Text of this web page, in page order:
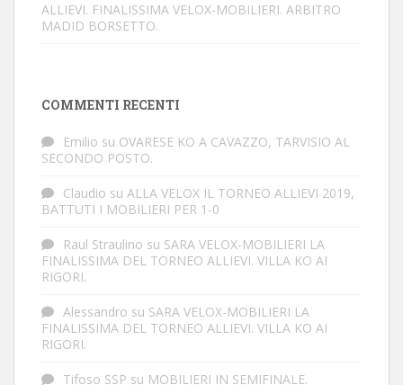
ALLIEVI. FINALISSIMA VELOX-MOBILIERI. ARBITRO
MADID BORSETTO.
COMMENTI RECENTI
Emilio su OVARESE KO A CAVAZZO, TARVISIO AL
SECONDO POSTO.
Claudio su ALLA VELOX IL TORNEO ALLIEVI 2019,
BATTUTI I MOBILIERI PER 1-0
Raul Straulino su SARA VELOX-MOBILIERI LA
FINALISSIMA DEL TORNEO ALLIEVI. VILLA KO AI
RIGORI.
Alessandro su SARA VELOX-MOBILIERI LA
FINALISSIMA DEL TORNEO ALLIEVI. VILLA KO AI
RIGORI.
Tifoso SSP su MOBILIERI IN SEMIFINALE.